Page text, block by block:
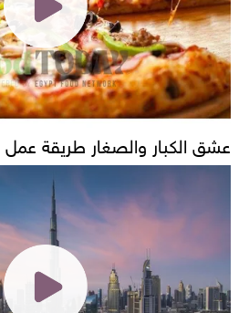
عشق الكبار والصغار طريقة عمل